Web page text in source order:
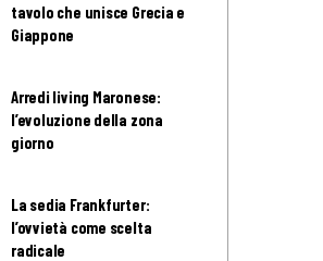
tavolo che unisce Grecia e
Giappone
Arredi living Maronese:
l’evoluzione della zona
giorno
La sedia Frankfurter:
l’ovvietà come scelta
radicale